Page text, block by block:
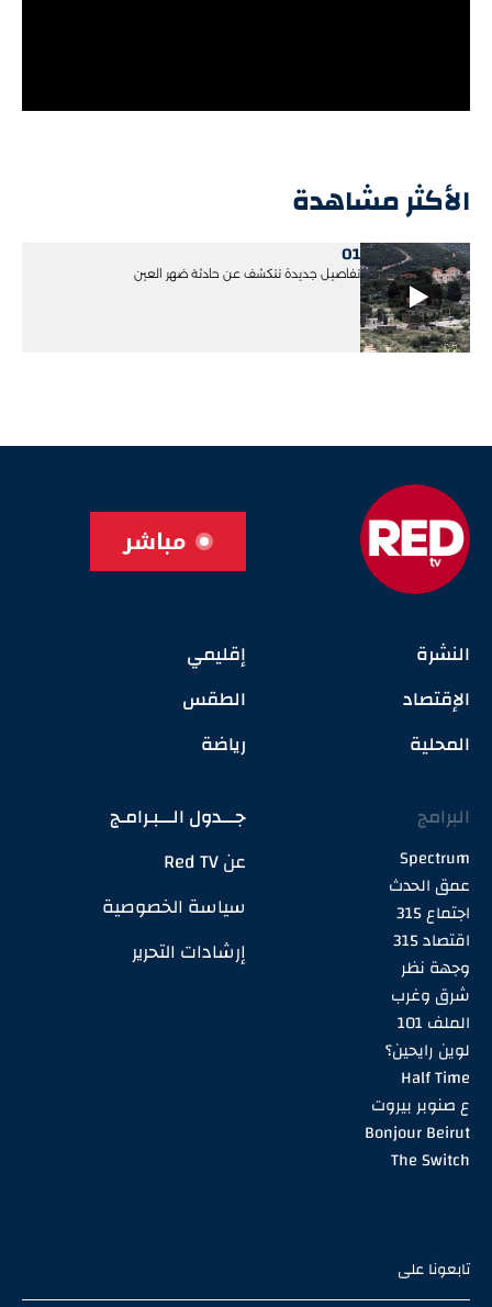
الأكثر مشاهدة
01
تفاصيل جديدة تتكشف عن حادثة ضهر العين
مباشر
النشرة
الإقتصاد
المحلية
إقليمي
الطقس
رياضة
البرامج
Spectrum
عمق الحدث
اجتماع 315
اقتصاد 315
وجهة نظر
شرق وغرب
الملف 101
لوين رايحين؟
Half Time
ع صنوبر بيروت
Bonjour Beirut
The Switch
جـــدول الـــبـرامـج
عن Red TV
سياسة الخصوصية
إرشادات التحرير
تابعونا على